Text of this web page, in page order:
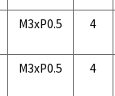
M3xP0.5 4
M3xP0.5 4